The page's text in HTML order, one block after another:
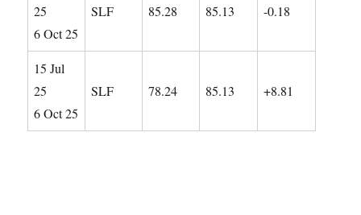
25
6 Oct 25
SLF 85.28 85.13 -0.18
15 Jul
25
6 Oct 25
SLF 78.24 85.13 +8.81